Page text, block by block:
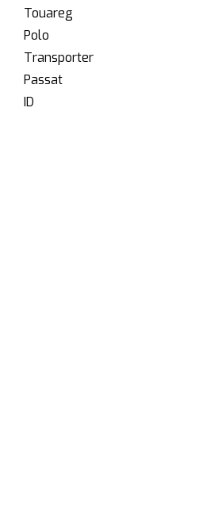
Touareg
Polo
Transporter
Passat
ID